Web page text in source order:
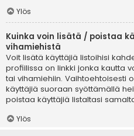
Ylös
Kuinka voin lisätä / poistaa
vihamiehistä
Voit lisätä käyttäjiä listoihisi
profiilissa on linkki jonka kautta
tai vihamiehiin. Vaihtoehtoisesti
käyttäjiä suoraan syöttämällä
poistaa käyttäjiä listaltasi
Ylös